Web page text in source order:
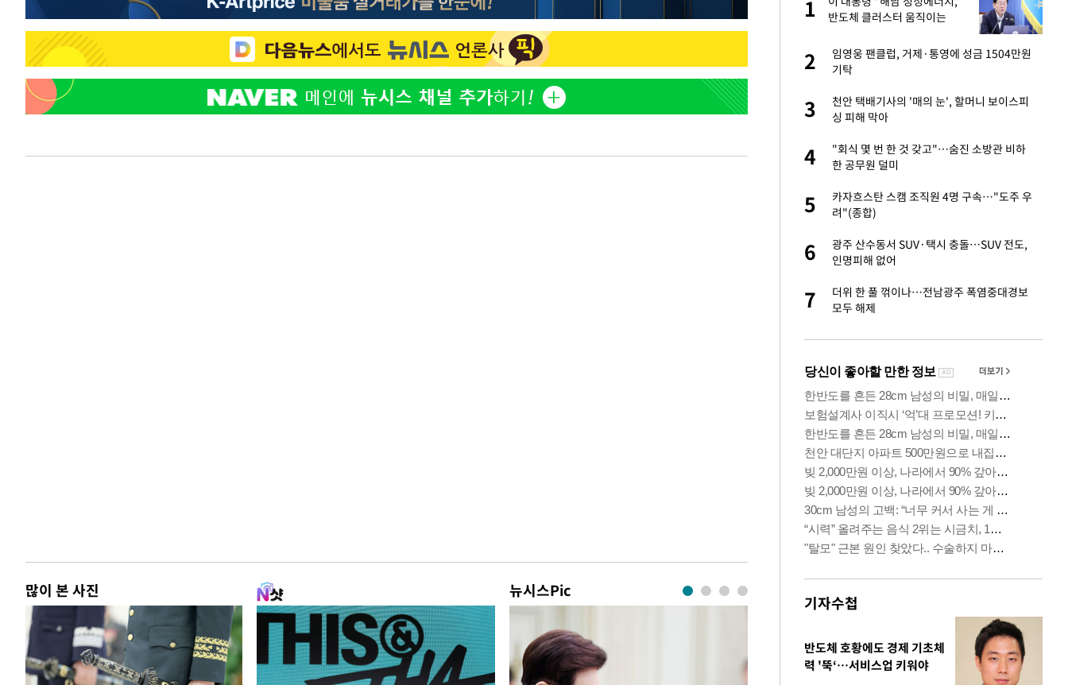
많이 본 사진 뉴시스Pic
10대가 40대 친모 살해
2
생각도"
3
[속보]이 대통령 "부동산 공급 기존 사고방식
매달리지 말고 과감히 실천"
4
1
반도체 클러스터 움직이는
2
임영웅 팬클럽, 거제·통영에 성금 1504만원
기탁
3
천안 택배기사의 '매의 눈', 할머니 보이스피
싱 피해 막아
4
"회식 몇 번 한 것 갖고"…숨진 소방관 비하
한 공무원 덜미
5
카자흐스탄 스캠 조직원 4명 구속…"도주 우
려"(종합)
6
광주 산수동서 SUV·택시 충돌…SUV 전도,
인명피해 없어
7
더위 한 풀 꺾이나…전남광주 폭염중대경보
모두 해제
기자수첩
반도체 호황에도 경제 기초체
력 '뚝‘…서비스업 키워야